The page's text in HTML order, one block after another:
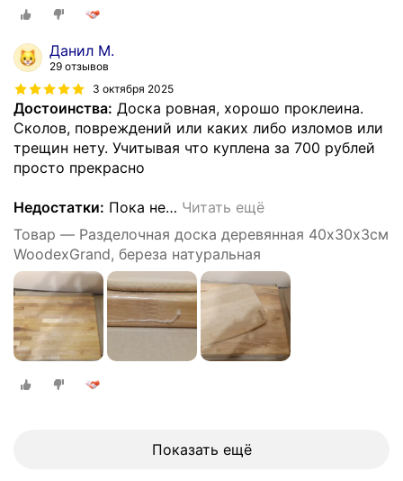
Данил М.
29 отзывов
3 октября 2025
Достоинства: Доска ровная, хорошо проклеина.
Сколов, повреждений или каких либо изломов или
трещин нету. Учитывая что куплена за 700 рублей
просто прекрасно
Недостатки: Пока не… Читать ещё
Товар — Разделочная доска деревянная 40х30х3см
WoodexGrand, береза натуральная
Показать ещё